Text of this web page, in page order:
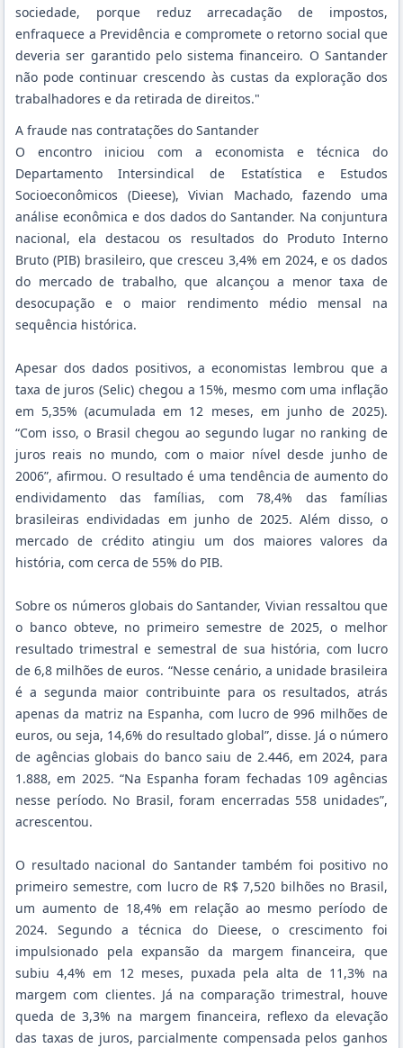
sociedade, porque reduz arrecadação de impostos,
enfraquece a Previdência e compromete o retorno social que
deveria ser garantido pelo sistema financeiro. O Santander
não pode continuar crescendo às custas da exploração dos
trabalhadores e da retirada de direitos."
A fraude nas contratações do Santander
O encontro iniciou com a economista e técnica do
Departamento Intersindical de Estatística e Estudos
Socioeconômicos (Dieese), Vivian Machado, fazendo uma
análise econômica e dos dados do Santander. Na conjuntura
nacional, ela destacou os resultados do Produto Interno
Bruto (PIB) brasileiro, que cresceu 3,4% em 2024, e os dados
do mercado de trabalho, que alcançou a menor taxa de
desocupação e o maior rendimento médio mensal na
sequência histórica.
Apesar dos dados positivos, a economistas lembrou que a
taxa de juros (Selic) chegou a 15%, mesmo com uma inflação
em 5,35% (acumulada em 12 meses, em junho de 2025).
“Com isso, o Brasil chegou ao segundo lugar no ranking de
juros reais no mundo, com o maior nível desde junho de
2006”, afirmou. O resultado é uma tendência de aumento do
endividamento das famílias, com 78,4% das famílias
brasileiras endividadas em junho de 2025. Além disso, o
mercado de crédito atingiu um dos maiores valores da
história, com cerca de 55% do PIB.
Sobre os números globais do Santander, Vivian ressaltou que
o banco obteve, no primeiro semestre de 2025, o melhor
resultado trimestral e semestral de sua história, com lucro
de 6,8 milhões de euros. “Nesse cenário, a unidade brasileira
é a segunda maior contribuinte para os resultados, atrás
apenas da matriz na Espanha, com lucro de 996 milhões de
euros, ou seja, 14,6% do resultado global”, disse. Já o número
de agências globais do banco saiu de 2.446, em 2024, para
1.888, em 2025. “Na Espanha foram fechadas 109 agências
nesse período. No Brasil, foram encerradas 558 unidades”,
acrescentou.
O resultado nacional do Santander também foi positivo no
primeiro semestre, com lucro de R$ 7,520 bilhões no Brasil,
um aumento de 18,4% em relação ao mesmo período de
2024. Segundo a técnica do Dieese, o crescimento foi
impulsionado pela expansão da margem financeira, que
subiu 4,4% em 12 meses, puxada pela alta de 11,3% na
margem com clientes. Já na comparação trimestral, houve
queda de 3,3% na margem financeira, reflexo da elevação
das taxas de juros, parcialmente compensada pelos ganhos